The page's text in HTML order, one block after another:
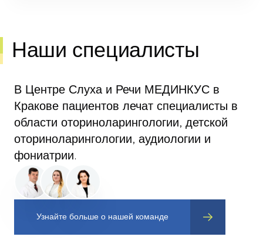
Наши специалисты
В Центре Слуха и Речи МЕДИНКУС в
Кракове пациентов лечат специалисты в
области оториноларингологии, детской
оториноларингологии, аудиологии и
фониатрии.
Узнайте больше о нашей команде